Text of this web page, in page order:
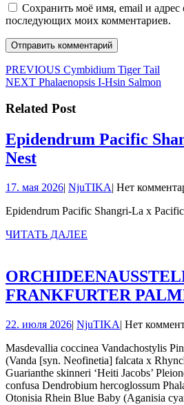
Сохранить моё имя, email и адрес
последующих моих комментариев.
Навигация
по
записям
PREVIOUS Предыдущая
запись:
Cymbidium Tiger Tail
NEXT Следующая
Phalaenopsis I-Hsin Salmon
Related Post
Epidendrum Pacific
NestEpidendrum
Shangri-
La
x
Nest
17. мая 202617.
2026
| NjuTIKANjuTIKA
| Нет
Epidendrum Pacific Shangri-La x
ЧИТАТЬ ДАЛЕЕ
FRANKFURTER
22. июля 202622.
2026
| NjuTIKANjuTIKA
| Нет
Masdevallia coccinea Vandachostylis Pinky
(Vanda [syn. Neofinetia] falcata x
Guarianthe skinneri ‘Heiti Jacobs’
confusa Dendrobium hercoglossum
Otonisia Rhein Blue Baby (Aganisia